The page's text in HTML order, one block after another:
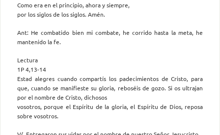
Como era en el principio, ahora y siempre,
por los siglos de los siglos. Amén.
Ant: He combatido bien mi combate, he corrido hasta la meta, he
mantenido la fe.
Lectura
1P 4,13-14
Estad alegres cuando compartís los padecimientos de Cristo, para
que, cuando se manifieste su gloria, reboséis de gozo. Si os ultrajan
por el nombre de Cristo, dichosos
vosotros, porque el Espíritu de la gloria, el Espíritu de Dios, reposa
sobre vosotros.